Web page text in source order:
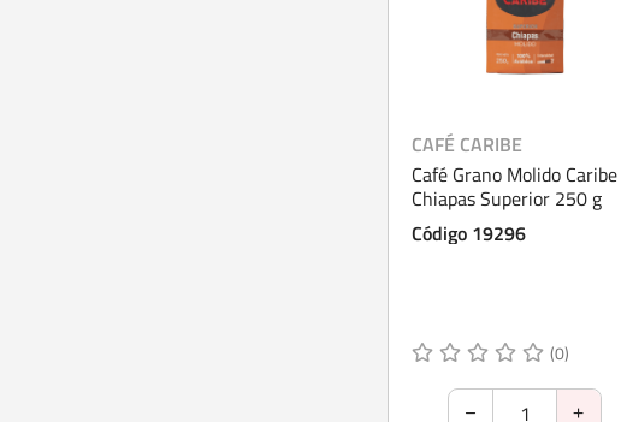
CAFÉ CARIBE
Café Grano Molido Caribe
Chiapas Superior 250 g
Código 19296
(0)